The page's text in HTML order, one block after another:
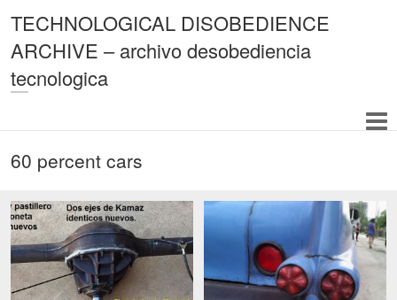
TECHNOLOGICAL DISOBEDIENCE
ARCHIVE – archivo desobediencia
tecnologica
60 percent cars